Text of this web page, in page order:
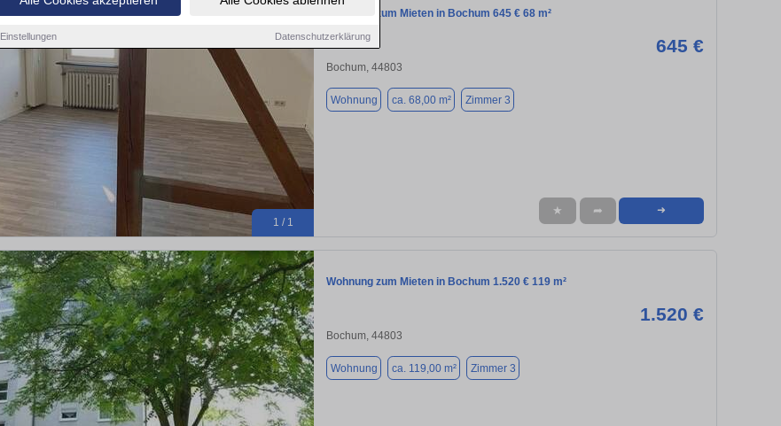
Einstellungen Datenschutzerklärung
1 / 1
Wohnung zum Mieten in Bochum 645 € 68 m²
645 €
Bochum, 44803
Wohnung ca. 68,00 m² Zimmer 3
★ ➦ ➜
Wohnung zum Mieten in Bochum 1.520 € 119 m²
1.520 €
Bochum, 44803
Wohnung ca. 119,00 m² Zimmer 3